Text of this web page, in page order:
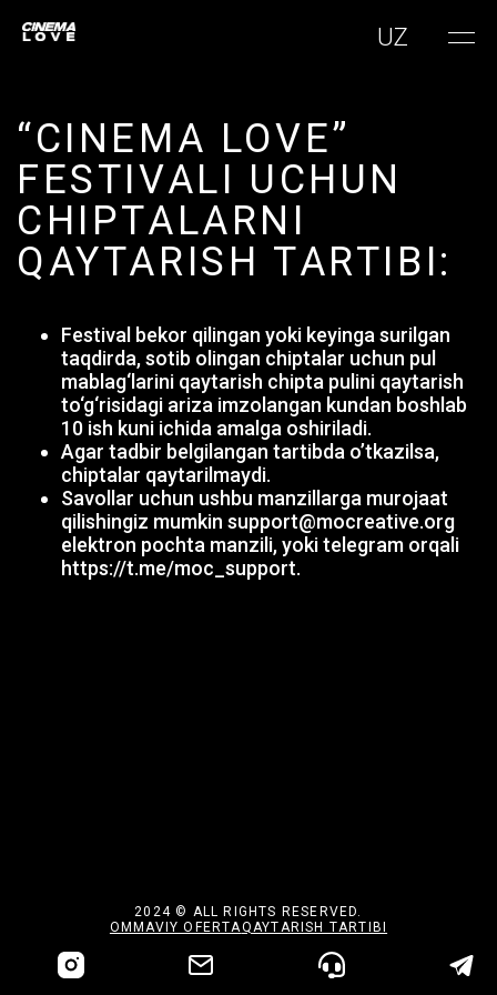
UZ
“CINEMA LOVE”
FESTIVALI UCHUN
CHIPTALARNI
QAYTARISH TARTIBI:
Festival bekor qilingan yoki keyinga surilgan
taqdirda, sotib olingan chiptalar uchun pul
mablag‘larini qaytarish chipta pulini qaytarish
to‘g‘risidagi ariza imzolangan kundan boshlab
10 ish kuni ichida amalga oshiriladi.
Agar tadbir belgilangan tartibda o’tkazilsa,
chiptalar qaytarilmaydi.
Savollar uchun ushbu manzillarga murojaat
qilishingiz mumkin support@mocreative.org
elektron pochta manzili, yoki telegram orqali
https://t.me/moc_support.
2024 © ALL RIGHTS RESERVED.
OMMAVIY OFERTAQAYTARISH TARTIBI